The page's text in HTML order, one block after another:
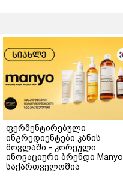
ფერმენტირებული
ინგრედიენტები კანის
მოვლაში - კორეული
ინოვაციური ბრენდი Manyo
საქართველოშია